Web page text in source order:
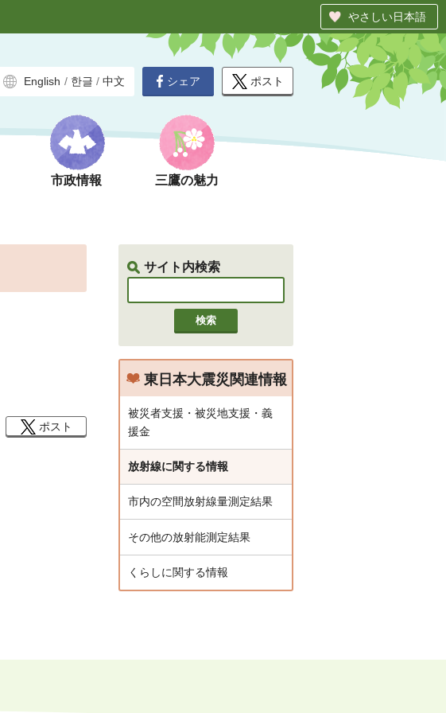
やさしい日本語
English / 한글 / 中文
市政情報 三鷹の魅力
シェア ポスト
サイト内検索
ポスト
東日本大震災関連情報
被災者支援・被災地支援・義
援金
放射線に関する情報
市内の空間放射線量測定結果
その他の放射能測定結果
くらしに関する情報